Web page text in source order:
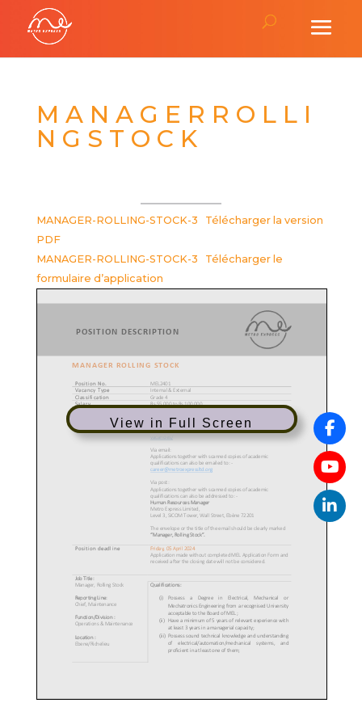
M A N A G E R R O L L I
N G S T O C K
MANAGER-ROLLING-STOCK-3
Télécharger la version
PDF
MANAGER-ROLLING-STOCK-3
Télécharger le
formulaire d’application
View in Full Screen